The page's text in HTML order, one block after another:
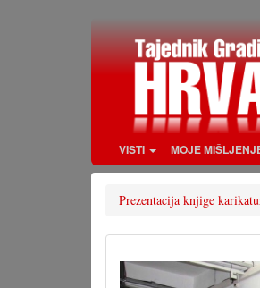
VISTI MOJE
Prezentacija knjige